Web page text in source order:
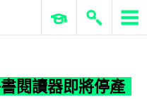
書閱讀器即將停產
ERP 與商業 AI
閱讀器即將停產